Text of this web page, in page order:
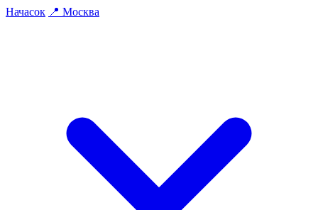
Начасок 📍 Москва